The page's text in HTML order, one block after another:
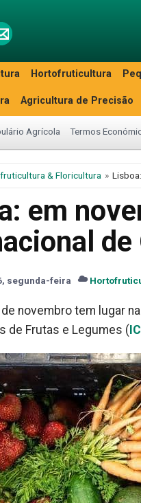
Hortofruticultura
Agricultura de Precisão
Agrícola Termos
& Floricultura
em
de
segunda-feira
de novembro tem lugar
de Frutas e Legumes (